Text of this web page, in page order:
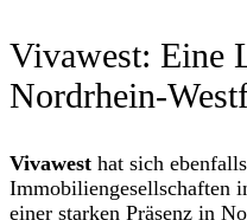
Vivawest: Eine
Nordrhein-
Vivawest hat sich
Immobiliengesellschaften
einer starken Präsenz in